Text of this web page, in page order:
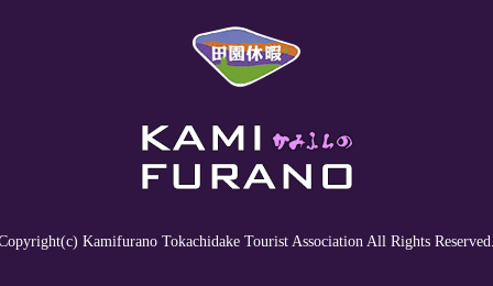
Kamifurano Tokachidake Tourist Association All Rights